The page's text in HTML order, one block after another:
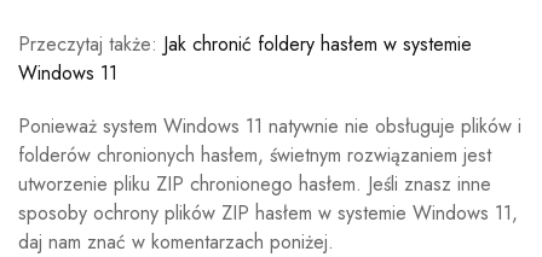
Przeczytaj także: Jak chronić foldery hasłem w systemie
Windows 11
Ponieważ system Windows 11 natywnie nie obsługuje plików i
folderów chronionych hasłem, świetnym rozwiązaniem jest
utworzenie pliku ZIP chronionego hasłem. Jeśli znasz inne
sposoby ochrony plików ZIP hasłem w systemie Windows 11,
daj nam znać w komentarzach poniżej.